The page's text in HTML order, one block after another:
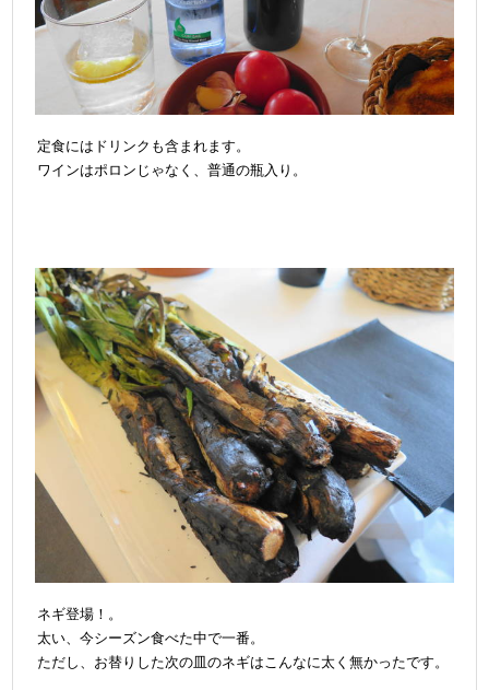
定食にはドリンクも含まれます。
ワインはポロンじゃなく、普通の瓶入り。
ネギ登場！。
太い、今シーズン食べた中で一番。
ただし、お替りした次の皿のネギはこんなに太く無かったです。